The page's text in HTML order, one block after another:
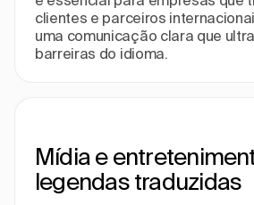
clientes e parceiros
uma comunicação clara que
barreiras do idioma.
Mídia e
legendas traduzidas